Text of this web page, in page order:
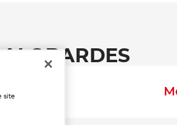
site